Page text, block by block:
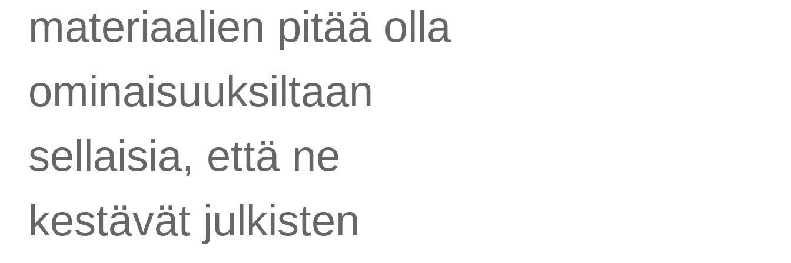
materiaalien pitää olla
ominaisuuksiltaan
sellaisia, että ne
kestävät julkisten